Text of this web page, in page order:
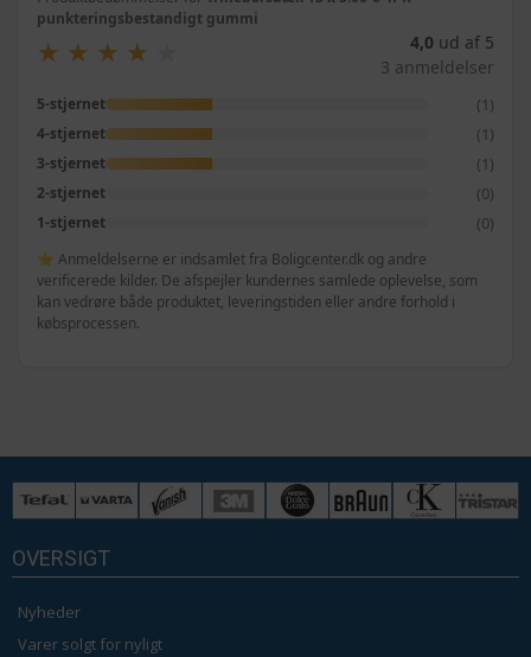
punkteringsbestandigt gummi
★
★ ★
★ ★
★ ★
★ 4,0 ud af 5
3 anmeldelser
5-stjernet (1)
4-stjernet (1)
3-stjernet (1)
2-stjernet (0)
1-stjernet (0)
⭐ Anmeldelserne er indsamlet fra Boligcenter.dk og andre
verificerede kilder. De afspejler kundernes samlede oplevelse, som
kan vedrøre både produktet, leveringstiden eller andre forhold i
købsprocessen.
OVERSIGT
Nyheder
Varer solgt for nyligt